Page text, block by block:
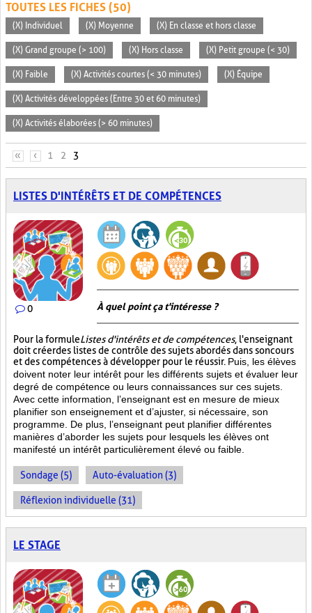
TOUTES LES FICHES (50)
(X) Individuel (X) Moyenne (X) En classe et hors classe
(X) Grand groupe (> 100) (X) Hors classe (X) Petit groupe (< 30)
(X) Faible (X) Activités courtes (< 30 minutes) (X) Équipe
(X) Activités développées (Entre 30 et 60 minutes)
(X) Activités élaborées (> 60 minutes)
PAGES
« ‹ 1 2 3
LISTES D'INTÉRÊTS ET DE COMPÉTENCES
0 À quel point ça t'intéresse ?
Pour la formuleListes d'intérêts et de compétences, l'enseignant
doit créer des listes de contrôle des sujets abordés dans son cours
et des compétences à développer pour le réussir. Puis, les élèves
doivent noter leur intérêt pour les différents sujets et évaluer leur
degré de compétence ou leurs connaissances sur ces sujets.
Avec cette information, l’enseignant est en mesure de mieux
planifier son enseignement et d’ajuster, si nécessaire, son
programme. De plus, l’enseignant peut planifier différentes
manières d’aborder les sujets pour lesquels les élèves ont
manifesté un intérêt particulièrement élevé ou faible.
Sondage (5) Auto-évaluation (3)
Réflexion individuelle (31)
LE STAGE